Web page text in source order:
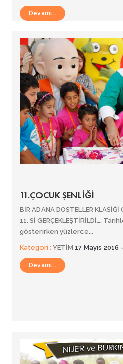
Devamı...
11.ÇOCUK ŞENLİĞİ
BİR ADANA DOSTELLER KLASİĞİ
11. Sİ GERÇEKLEŞTİRİLDİ….
gösterirken yüzlerce...
Kategori : YETİM 17 Mayıs 2016
Devamı...